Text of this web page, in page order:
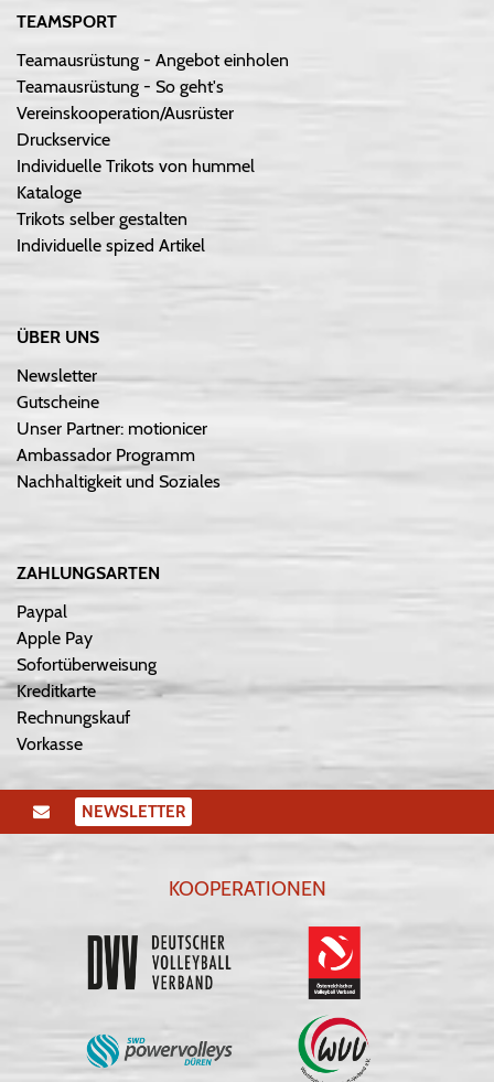
TEAMSPORT
Teamausrüstung - Angebot einholen
Teamausrüstung - So geht's
Vereinskooperation/Ausrüster
Druckservice
Individuelle Trikots von hummel
Kataloge
Trikots selber gestalten
Individuelle spized Artikel
ÜBER UNS
Newsletter
Gutscheine
Unser Partner: motionicer
Ambassador Programm
Nachhaltigkeit und Soziales
ZAHLUNGSARTEN
Paypal
Apple Pay
Sofortüberweisung
Kreditkarte
Rechnungskauf
Vorkasse
NEWSLETTER
KOOPERATIONEN